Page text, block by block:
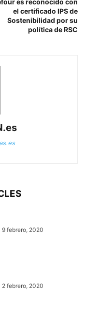
es reconocido con
el certificado IPS de
Sostenibilidad por su
política de RSC
9 febrero, 2020
2 febrero, 2020